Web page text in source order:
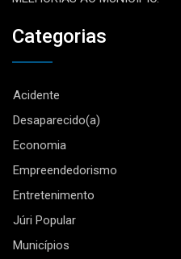
Categorias
Acidente
Desaparecido(a)
Economia
Empreendedorismo
Entretenimento
Júri Popular
Municípios